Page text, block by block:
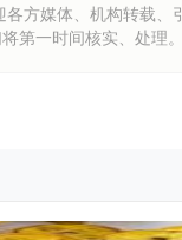
方媒体、机构转载
第一时间核实、处理